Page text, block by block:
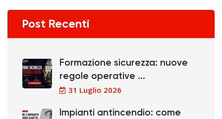
Post Recenti
Formazione sicurezza: nuove
regole operative ...
31 Luglio 2026
Impianti antincendio: come